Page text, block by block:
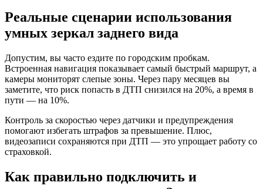
Реальные сценарии использования
умных зеркал заднего вида
Допустим, вы часто ездите по городским пробкам.
Встроенная навигация показывает самый быстрый маршрут, а
камеры мониторят слепые зоны. Через пару месяцев вы
заметите, что риск попасть в ДТП снизился на 20%, а время в
пути — на 10%.
Контроль за скоростью через датчики и предупреждения
помогают избегать штрафов за превышение. Плюс,
видеозаписи сохраняются при ДТП — это упрощает работу со
страховкой.
Как правильно подключить и